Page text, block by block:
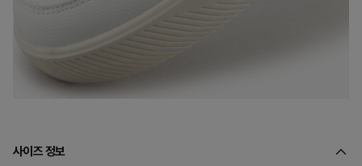
사이즈 정보